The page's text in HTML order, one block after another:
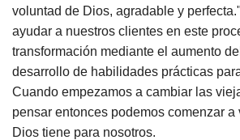
voluntad de Dios, agradable y
ayudar a nuestros clientes en este
transformación mediante el aumento
desarrollo de habilidades prácticas
Cuando empezamos a cambiar las
pensar entonces podemos comenzar
Dios tiene para nosotros.